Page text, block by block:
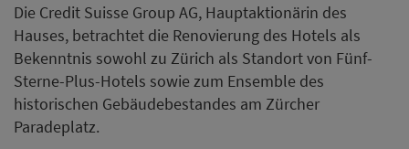
Die Credit Suisse Group AG, Hauptaktionärin des
Hauses, betrachtet die Renovierung des Hotels als
Bekenntnis sowohl zu Zürich als Standort von Fünf-
Sterne-Plus-Hotels sowie zum Ensemble des
historischen Gebäudebestandes am Zürcher
Paradeplatz.